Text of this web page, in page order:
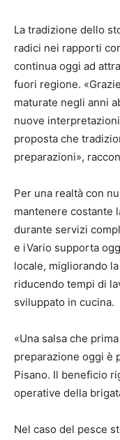
La tradizione dello
radici nei rapporti
continua oggi ad
fuori regione.
maturate negli anni
nuove
proposta che
preparazioni»,
Per una realtà con
mantenere costante
durante servizi
e iVario supporta
locale, migliorando
riducendo tempi di
sviluppato in cucina.
«Una salsa che
preparazione oggi è
Pisano. Il beneficio
operative della
Nel caso del pesce